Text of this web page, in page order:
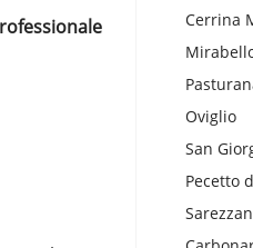
Cerrina
Oviglio
San
Pecetto